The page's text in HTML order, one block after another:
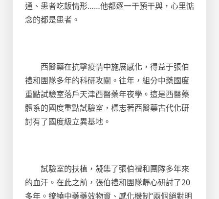
通、患者吃飯情形……他都逐一干預干與，心里惦
念的都是患者。
西醫藥在抗擊疫情中施展感化，得益于張伯
禮和團隊多年的科研攻關。往年，組分中藥國度
重點試驗室落戶天津西醫藥年夜學。這是西醫藥
體系的國度重點試驗室，標志著西醫藥古代化研
討有了國度級立異基地。
試驗室的扶植，凝集了張伯禮和團隊多年來
的血汗。在此之前，張伯禮和團隊靜心研討了20
多年。繚繞中藥藥效物資、感化機制“兩個絕對明